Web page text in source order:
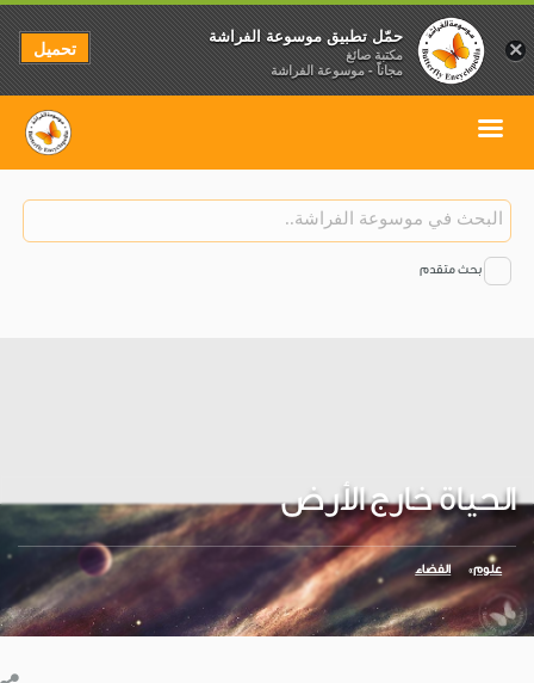
بحث متقدم
الحياة خارج الأرض
علوم الفضاء
×
حمّل تطبيق موسوعة الفراشة
مكتبة صائغ
مجاناً - موسوعة الفراشة
تحميل